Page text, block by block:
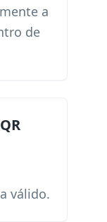
a
de
válido.